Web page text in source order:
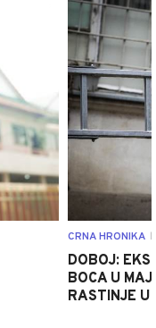
CRNA HRONIKA
DOBOJ:
BOCA U
RASTINJE U